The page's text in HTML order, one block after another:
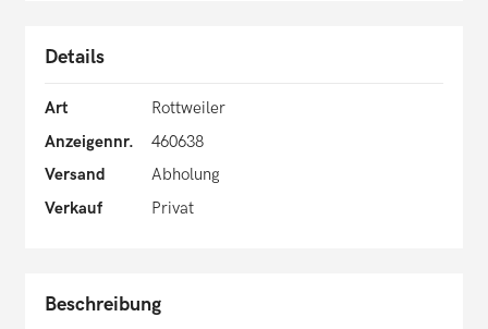
Details
Art
Rottweiler
Anzeigennr.
460638
Versand
Abholung
Verkauf
Privat
Beschreibung